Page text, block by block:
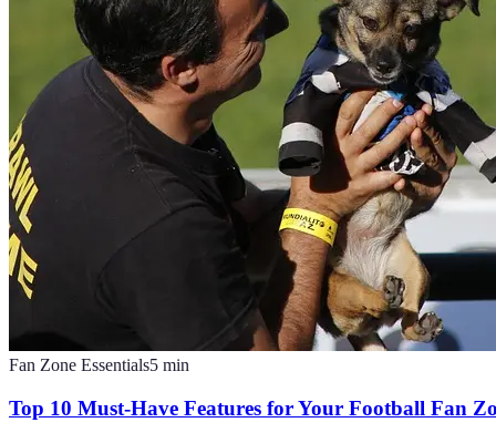
Fan Zone Essentials5 min
Top 10 Must-Have Features for Your Football Fan